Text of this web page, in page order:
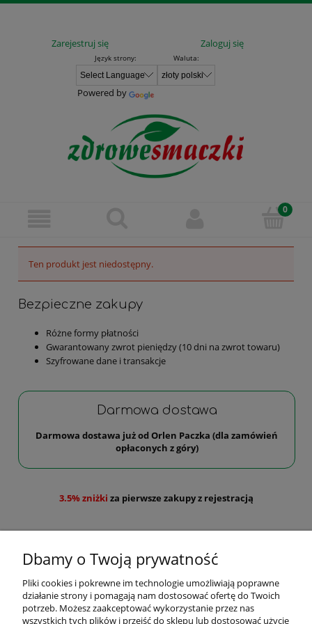
Zarejestruj się Zaloguj się
Język strony:
Powered by
Waluta:
Ten produkt jest niedostępny.
Bezpieczne zakupy
Różne formy płatności
Gwarantowany zwrot pieniędzy (10 dni na zwrot towaru)
Szyfrowane dane i transakcje
Darmowa dostawa
Darmowa dostawa już od Orlen Paczka (dla zamówień
opłaconych z góry)
3.5% zniżki za pierwsze zakupy z rejestracją
Pomoc
Dbamy o Twoją prywatność
Pliki cookies i pokrewne im technologie umożliwiają poprawne
działanie strony i pomagają nam dostosować ofertę do Twoich
potrzeb. Możesz zaakceptować wykorzystanie przez nas
wszystkich tych plików i przejść do sklepu lub dostosować użycie